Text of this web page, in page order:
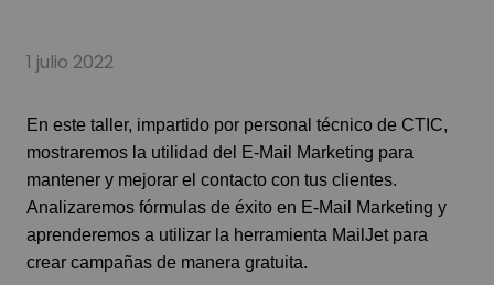
1 julio 2022
En este taller, impartido por personal técnico de CTIC,
mostraremos la utilidad del E-Mail Marketing para
mantener y mejorar el contacto con tus clientes.
Analizaremos fórmulas de éxito en E-Mail Marketing y
aprenderemos a utilizar la herramienta MailJet para
crear campañas de manera gratuita.